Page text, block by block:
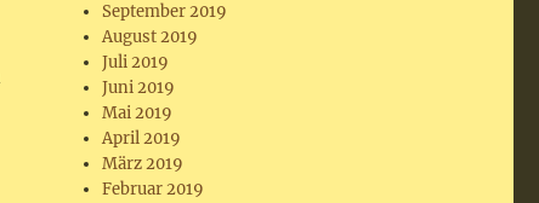
September 2019
August 2019
Juli 2019
Juni 2019
Mai 2019
April 2019
März 2019
Februar 2019